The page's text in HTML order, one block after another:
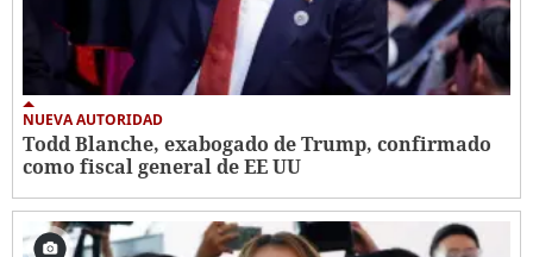
NUEVA AUTORIDAD
Todd Blanche, exabogado de Trump, confirmado
como fiscal general de EE UU